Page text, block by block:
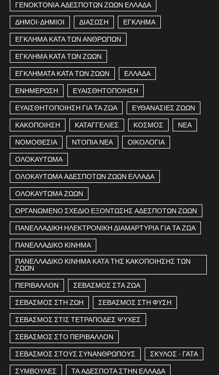
ΓΕΝΟΚΤΟΝΙΑ ΑΔΕΣΠΟΤΩΝ ΖΩΩΝ ΕΛΛΑΔΑ
ΔΗΜΟΙ-ΔΗΜΙΟΙ ΔΙΑΣΩΣΗ ΕΓΚΛΗΜΑ
ΕΓΚΛΗΜΑ ΚΑΤΑ ΤΩΝ ΑΝΘΡΩΠΩΝ
ΕΓΚΛΗΜΑ ΚΑΤΑ ΤΩΝ ΖΩΩΝ
ΕΓΚΛΗΜΑΤΑ ΚΑΤΑ ΤΩΝ ΖΩΩΝ ΕΛΛΑΔΑ
ΕΝΗΜΕΡΩΣΗ ΕΥΑΙΣΘΗΤΟΠΟΙΗΣΗ
ΕΥΑΙΣΘΗΤΟΠΟΙΗΣΗ ΓΙΑ ΤΑ ΖΩΑ ΕΥΘΑΝΑΣΙΕΣ ΖΩΩΝ
ΚΑΚΟΠΟΙΗΣΗ ΚΑΤΑΓΓΕΛΙΕΣ ΚΟΣΜΟΣ ΝΕΑ
ΝΟΜΟΘΕΣΙΑ ΝΤΟΠΙΑ ΝΕΑ ΟΙΚΟΛΟΓΙΑ
ΟΛΟΚΑΥΤΩΜΑ
ΟΛΟΚΑΥΤΩΜΑ ΑΔΕΣΠΟΤΩΝ ΖΩΩΝ ΕΛΛΑΔΑ
ΟΛΟΚΑΥΤΩΜΑ ΖΩΩΝ
ΟΡΓΑΝΩΜΕΝΟ ΣΧΕΔΙΟ ΕΞΟΝΤΩΣΗΣ ΑΔΕΣΠΟΤΩΝ ΖΩΩΝ
ΠΑΝΕΛΛΑΔΙΚΗ ΗΛΕΚΤΡΟΝΙΚΗ ΔΙΑΜΑΡΤΥΡΙΑ ΓΙΑ ΤΑ ΖΩΑ
ΠΑΝΕΛΛΑΔΙΚΟ ΚΙΝΗΜΑ
ΠΑΝΕΛΛΑΔΙΚΟ ΚΙΝΗΜΑ ΚΑΤΑ ΤΗΣ ΚΑΚΟΠΟΙΗΣΗΣ ΤΩΝ
ΖΩΩΝ
ΠΕΡΙΒΑΛΛΟΝ ΣΕΒΑΣΜΟΣ ΣΤΑ ΖΩΑ
ΣΕΒΑΣΜΟΣ ΣΤΗ ΖΩΗ ΣΕΒΑΣΜΟΣ ΣΤΗ ΦΥΣΗ
ΣΕΒΑΣΜΟΣ ΣΤΙΣ ΤΕΤΡΑΠΟΔΕΣ ΨΥΧΕΣ
ΣΕΒΑΣΜΟΣ ΣΤΟ ΠΕΡΙΒΑΛΛΟΝ
ΣΕΒΑΣΜΟΣ ΣΤΟΥΣ ΣΥΝΑΝΘΡΩΠΟΥΣ ΣΚΥΛΟΣ - ΓΑΤΑ
ΣΥΜΒΟΥΛΕΣ ΤΑ ΑΔΕΣΠΟΤΑ ΣΤΗΝ ΕΛΛΑΔΑ